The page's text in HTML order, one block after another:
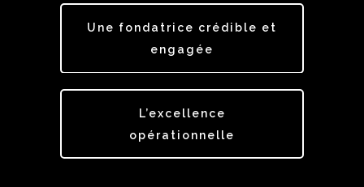
Une fondatrice crédible et
engagée
L’excellence
opérationnelle